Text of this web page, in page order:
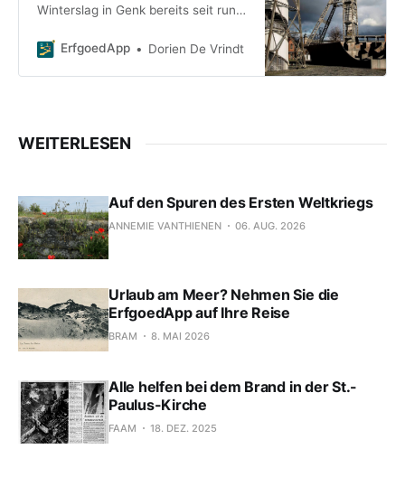
Winterslag in Genk bereits seit rund
Einfluss in der Stadt nach wie vor
Fördertürme oder das
Energiegebäude, wurden zu einem
Die Halde wurde in ein
Wandergebiet umgewandelt.
ErfgoedApp Dorien De Vrindt
WEITERLESEN
Auf den Spuren des Ersten Weltkriegs
ANNEMIE VANTHIENEN 06. AUG. 2026
Urlaub am Meer? Nehmen Sie die
ErfgoedApp auf Ihre Reise
BRAM 8. MAI 2026
Alle helfen bei dem Brand in der St.-
Paulus-Kirche
FAAM 18. DEZ. 2025